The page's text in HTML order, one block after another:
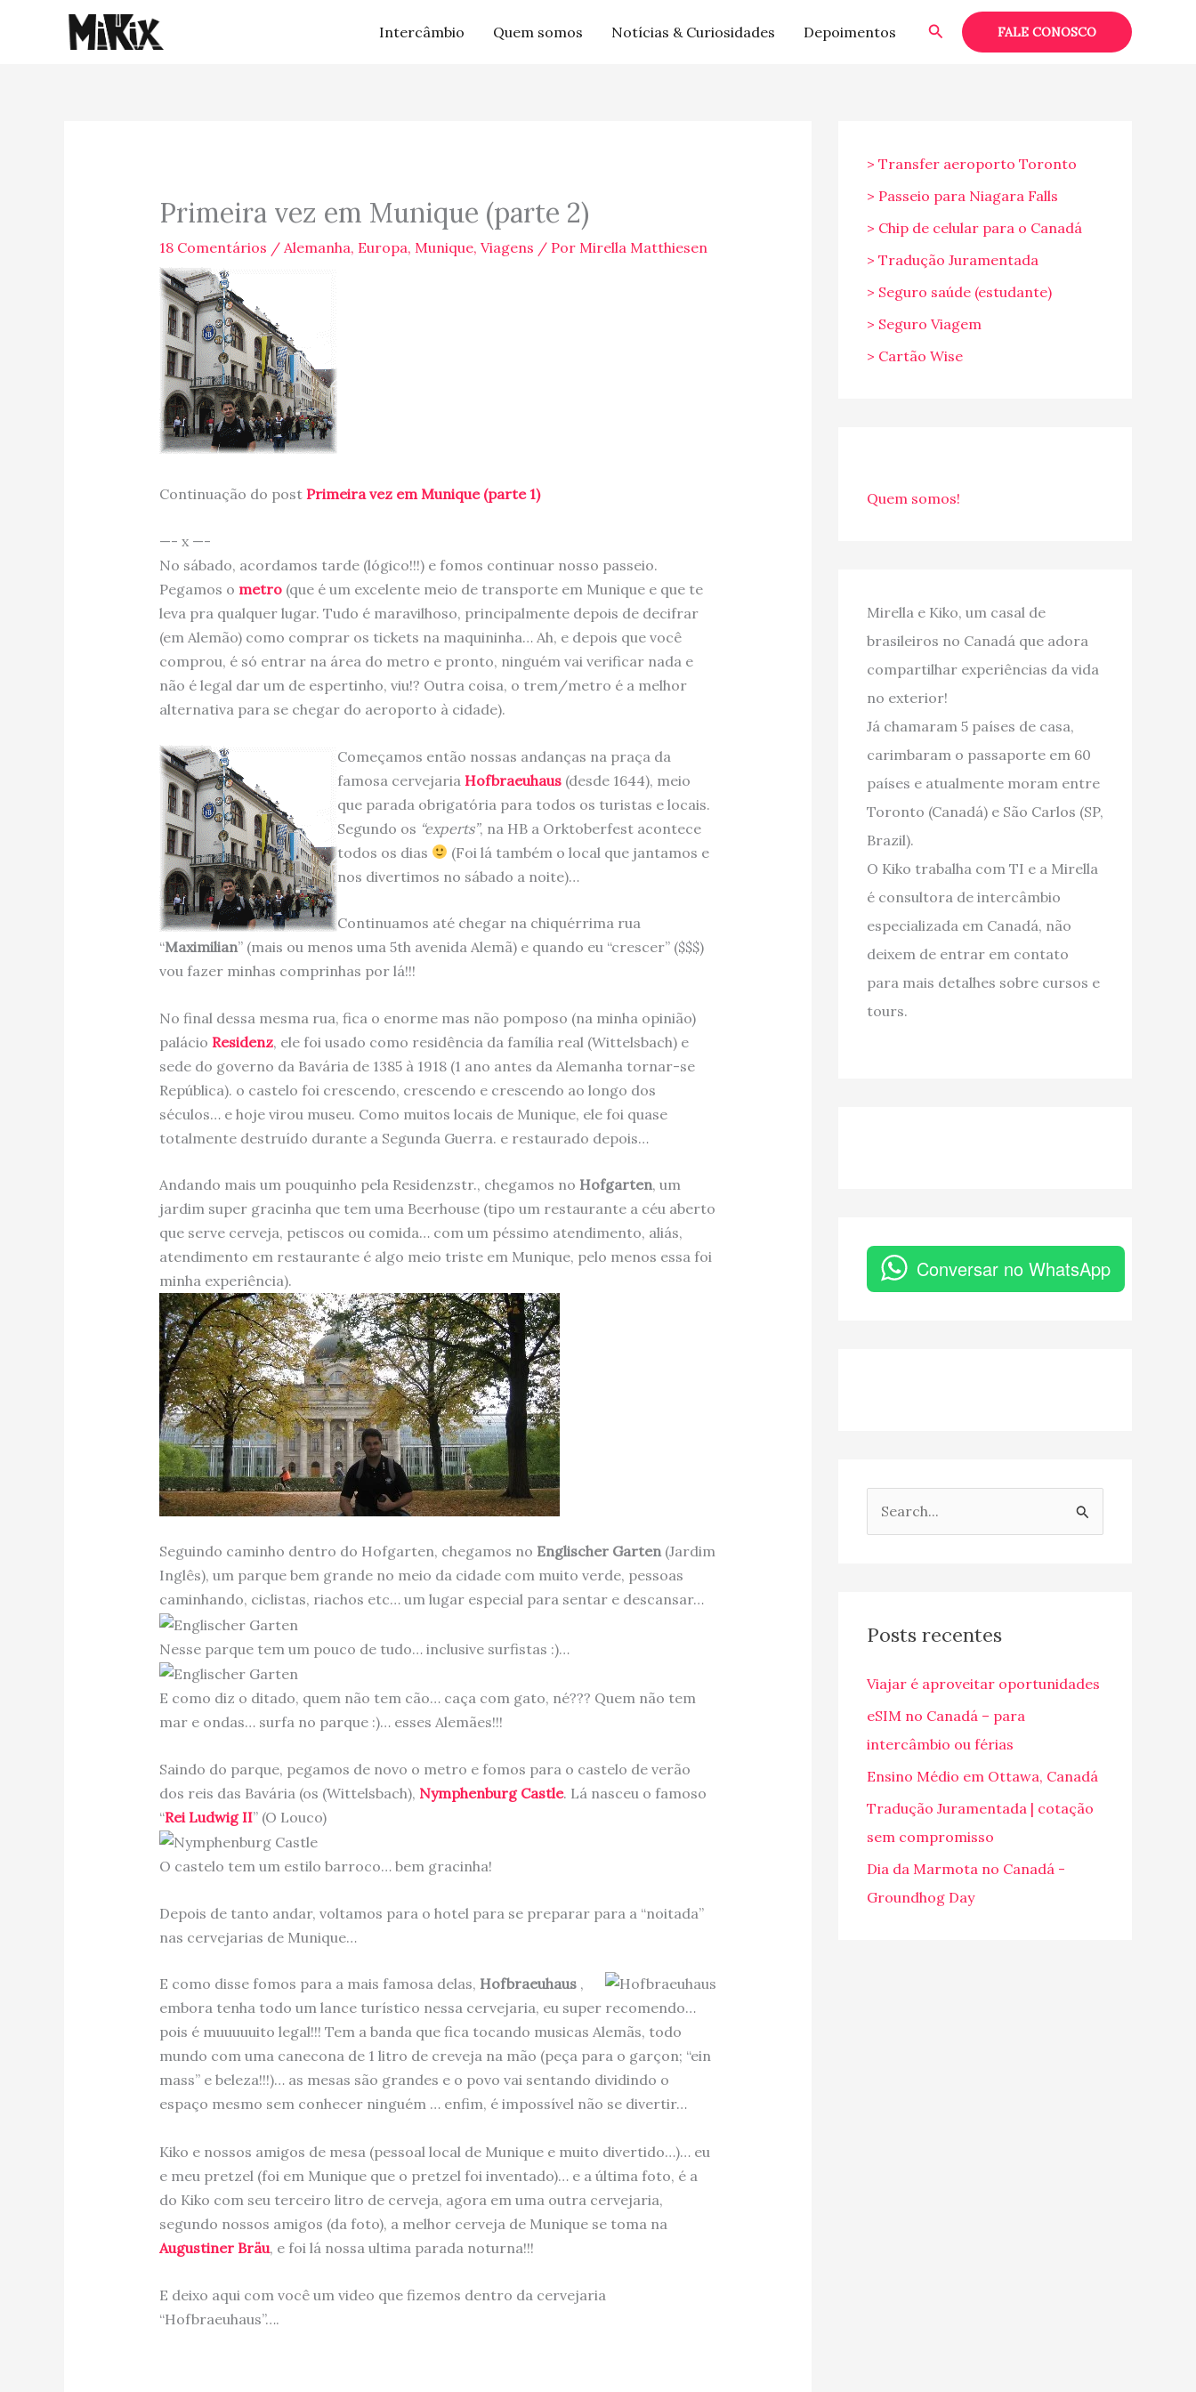
Intercâmbio Quem somos Notícias & Curiosidades Depoimentos PesquisarFALE CONOSCO
Primeira vez em Munique (parte 2)
18 Comentários / Alemanha, Europa, Munique, Viagens / Por Mirella Matthiesen
Continuação do post Primeira vez em Munique (parte 1)
—- x —-
No sábado, acordamos tarde (lógico!!!) e fomos continuar nosso passeio.
Pegamos o metro (que é um excelente meio de transporte em Munique e que te
leva pra qualquer lugar. Tudo é maravilhoso, principalmente depois de decifrar
(em Alemão) como comprar os tickets na maquininha… Ah, e depois que você
comprou, é só entrar na área do metro e pronto, ninguém vai verificar nada e
não é legal dar um de espertinho, viu!? Outra coisa, o trem/metro é a melhor
alternativa para se chegar do aeroporto à cidade).
Começamos então nossas andanças na praça da
famosa cervejaria Hofbraeuhaus(desde 1644), meio
que parada obrigatória para todos os turistas e locais.
Segundo os “experts”, na HB a Orktoberfest acontece
todos os dias
(Foi lá também o local que jantamos e
nos divertimos no sábado a noite)…
Continuamos até chegar na chiquérrima rua
“Maximilian” (mais ou menos uma 5th avenida Alemã) e quando eu “crescer” ($$$)
vou fazer minhas comprinhas por lá!!!
No final dessa mesma rua, fica o enorme mas não pomposo (na minha opinião)
palácio Residenz, ele foi usado como residência da família real (Wittelsbach) e
sede do governo da Bavária de 1385 à 1918 (1 ano antes da Alemanha tornar-se
República). o castelo foi crescendo, crescendo e crescendo ao longo dos
séculos… e hoje virou museu. Como muitos locais de Munique, ele foi quase
totalmente destruído durante a Segunda Guerra. e restaurado depois…
Andando mais um pouquinho pela Residenzstr., chegamos no Hofgarten, um
jardim super gracinha que tem uma Beerhouse (tipo um restaurante a céu aberto
que serve cerveja, petiscos ou comida… com um péssimo atendimento, aliás,
atendimento em restaurante é algo meio triste em Munique, pelo menos essa foi
minha experiência).
Seguindo caminho dentro do Hofgarten, chegamos no Englischer Garten(Jardim
Inglês), um parque bem grande no meio da cidade com muito verde, pessoas
caminhando, ciclistas, riachos etc… um lugar especial para sentar e descansar…
Nesse parque tem um pouco de tudo… inclusive surfistas :)…
E como diz o ditado, quem não tem cão… caça com gato, né??? Quem não tem
mar e ondas… surfa no parque :)… esses Alemães!!!
Saindo do parque, pegamos de novo o metro e fomos para o castelo de verão
dos reis das Bavária (os (Wittelsbach), Nymphenburg Castle. Lá nasceu o famoso
“Rei Ludwig II” (O Louco)
O castelo tem um estilo barroco… bem gracinha!
Depois de tanto andar, voltamos para o hotel para se preparar para a “noitada”
nas cervejarias de Munique…
E como disse fomos para a mais famosa delas, Hofbraeuhaus ,
embora tenha todo um lance turístico nessa cervejaria, eu super recomendo…
pois é muuuuuito legal!!! Tem a banda que fica tocando musicas Alemãs, todo
mundo com uma canecona de 1 litro de creveja na mão (peça para o garçon; “ein
mass” e beleza!!!)… as mesas são grandes e o povo vai sentando dividindo o
espaço mesmo sem conhecer ninguém … enfim, é impossível não se divertir…
Kiko e nossos amigos de mesa (pessoal local de Munique e muito divertido…)… eu
e meu pretzel (foi em Munique que o pretzel foi inventado)… e a última foto, é a
do Kiko com seu terceiro litro de cerveja, agora em uma outra cervejaria,
segundo nossos amigos (da foto), a melhor cerveja de Munique se toma na
Augustiner Bräu, e foi lá nossa ultima parada noturna!!!
E deixo aqui com você um video que fizemos dentro da cervejaria
“Hofbraeuhaus”….
> Transfer aeroporto Toronto
> Passeio para Niagara Falls
> Chip de celular para o Canadá
> Tradução Juramentada
> Seguro saúde (estudante)
> Seguro Viagem
> Cartão Wise
Quem somos!
Mirella e Kiko, um casal de
brasileiros no Canadá que adora
compartilhar experiências da vida
no exterior!
Já chamaram 5 países de casa,
carimbaram o passaporte em 60
países e atualmente moram entre
Toronto (Canadá) e São Carlos (SP,
Brazil).
O Kiko trabalha com TI e a Mirella
é consultora de intercâmbio
especializada em Canadá, não
deixem de entrar em contato
para mais detalhes sobre cursos e
tours.
Conversar no WhatsApp
u
s
a
r
p
o
Posts recentes
Viajar é aproveitar oportunidades
eSIM no Canadá – para
intercâmbio ou férias
Ensino Médio em Ottawa, Canadá
Tradução Juramentada | cotação
sem compromisso
Dia da Marmota no Canadá -
Groundhog Day